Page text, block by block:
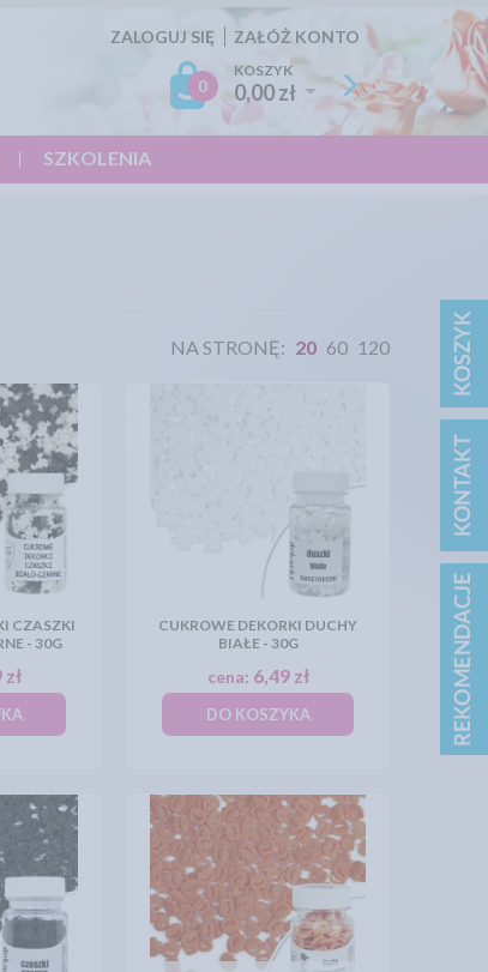
ZALOGUJ SIĘ ZAŁÓŻ KONTO
0
KOSZYK
0,00 zł
SZKOLENIA
NA STRONĘ: 20 60 120
CZASZKI
- 30G
CUKROWE DEKORKI DUCHY
BIAŁE - 30G
cena: 6,49 zł
DO KOSZYKA